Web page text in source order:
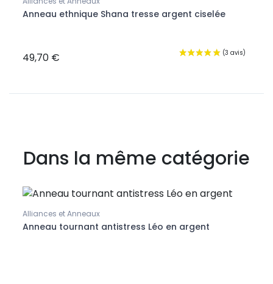
Anneau ethnique Shana tresse argent ciselée
49,70 €
Dans la même catégorie
Alliances et Anneaux
Anneau tournant antistress Léo en argent